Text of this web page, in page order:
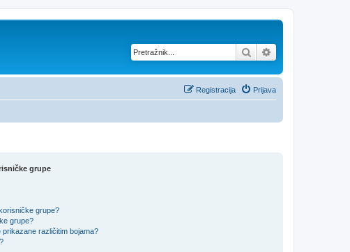
Pretražnik
Prijava
Registracija
grupe
grupe?
grupe?
različitim bojama?